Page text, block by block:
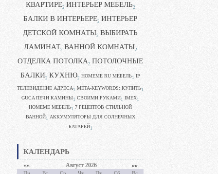
КВАРТИРЕ2 ИНТЕРЬЕР МЕБЕЛЬ2
БАЛКИ В ИНТЕРЬЕРЕ2 ИНТЕРЬЕР
ДЕТСКОЙ КОМНАТЫ2 ВЫБИРАТЬ
ЛАМИНАТ2 ВАННОЙ КОМНАТЫ2
ОТДЕЛКА ПОТОЛКА2 ПОТОЛОЧНЫЕ
БАЛКИ2 КУХНЮ2 HOMEME RU МЕБЕЛЬ1 IP
ТЕЛЕВИДЕНИЕ АДРЕСА 1 META-KEYWORDS: КУПИТЬ1
GUCA ПЕЧИ КАМИНЫ1 CВОИМИ РУКАМИ1 IMEX1
HOMEME МЕБЕЛЬ1 7 РЕЦЕПТОВ СТИЛЬНОЙ
ВАННОЙ1 АККУМУЛЯТОРЫ ДЛЯ СОЛНЕЧНЫХ
БАТАРЕЙ1
КАЛЕНДАРЬ
«« Август 2026 »»